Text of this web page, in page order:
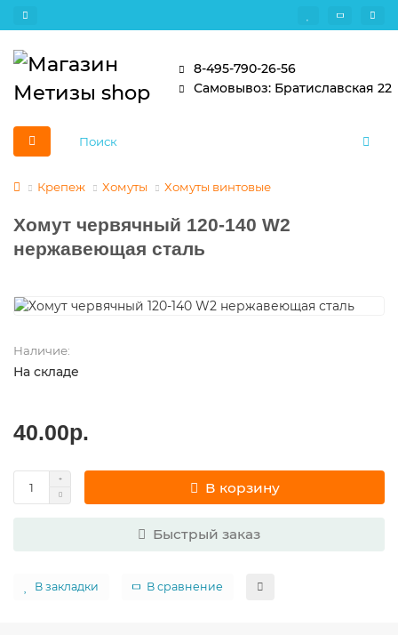
8-495-790-26-56
Самовывоз: Братиславская 22
Крепеж Хомуты Хомуты винтовые
Хомут червячный 120-140 W2
нержавеющая сталь
Наличие:
На складе
40.00р.
В корзину
Быстрый заказ
В закладки В сравнение